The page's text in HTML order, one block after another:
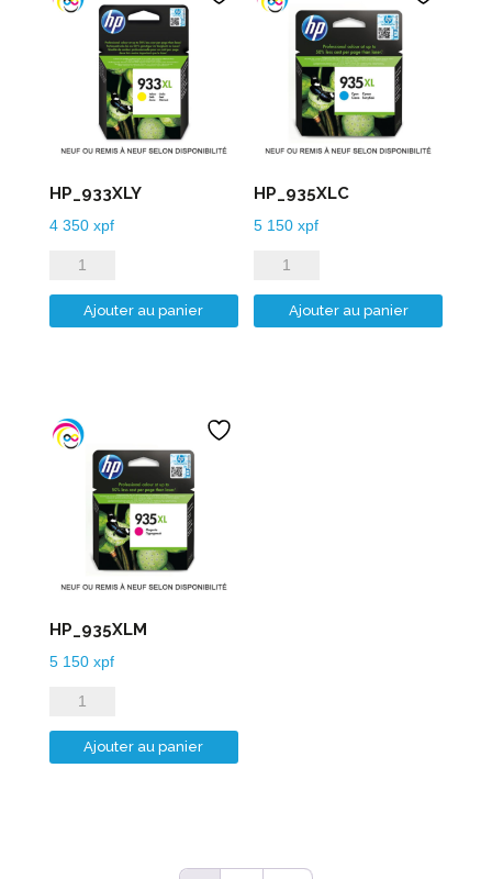
HP_933XLY
4 350 xpf
quantité
de
HP_933XLY
Ajouter au panier
HP_935XLC
5 150xpf
quantité
de
HP_935XLC
Ajouter au panier
HP_935XLM
5 150 xpf
quantité
de
HP_935XLM
Ajouter au panier